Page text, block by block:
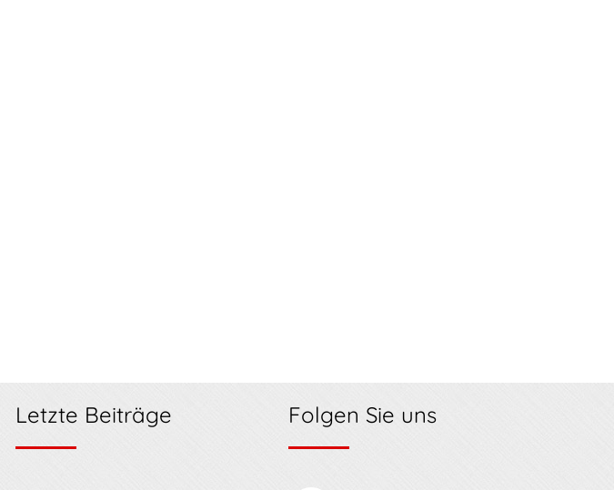
Letzte Beiträge Folgen Sie uns